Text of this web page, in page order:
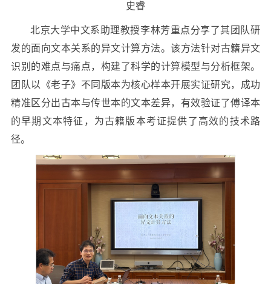
史睿
北京大学中文系助理教授李林芳重点分享了其团队研
发的面向文本关系的异文计算方法。该方法针对古籍异文
识别的难点与痛点，构建了科学的计算模型与分析框架。
团队以《老子》不同版本为核心样本开展实证研究，成功
精准区分出古本与传世本的文本差异，有效验证了傅译本
的早期文本特征，为古籍版本考证提供了高效的技术路
径。